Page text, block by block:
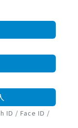
ID / Face ID /